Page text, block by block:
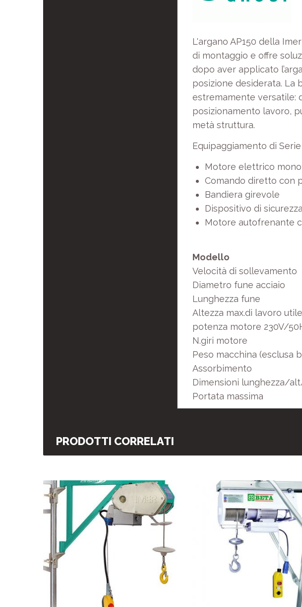
L'argano AP150 della
di montaggio e offre
dopo aver applicato
posizione desiderata. La
estremamente versatile:
posizionamento lavoro,
metà struttura.
Equipaggiamento di Serie
Motore elettrico
Comando diretto con
Bandiera girevole
Dispositivo di
Motore autofrenante
Modello
Velocità di sollevamento
Diametro fune acciaio
Lunghezza fune
Altezza max.di lavoro utile
potenza motore 230V/
N.giri motore
Peso macchina (esclusa
Assorbimento
Dimensioni lunghezza/
Portata massima
PRODOTTI CORRELATI